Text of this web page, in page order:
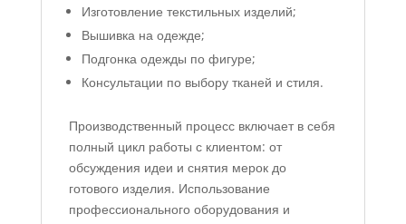
Изготовление текстильных изделий;
Вышивка на одежде;
Подгонка одежды по фигуре;
Консультации по выбору тканей и стиля.
Производственный процесс включает в себя
полный цикл работы с клиентом: от
обсуждения идеи и снятия мерок до
готового изделия. Использование
профессионального оборудования и